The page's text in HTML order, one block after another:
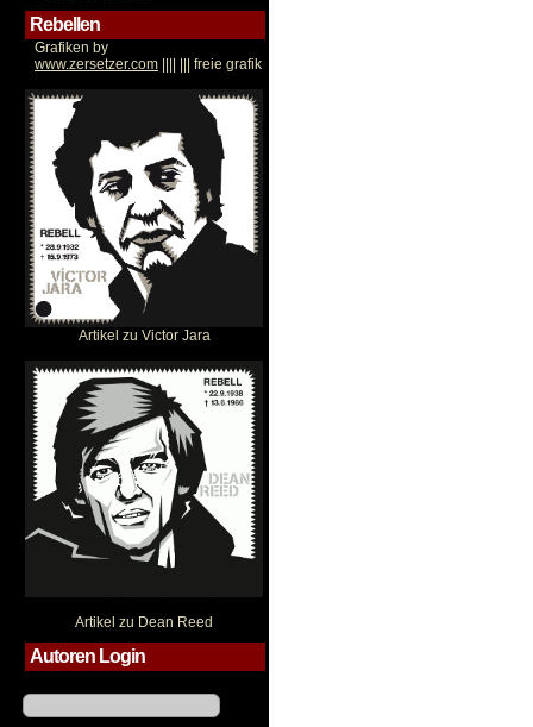
Rebellen
Grafiken by
www.zersetzer.com |||| ||| freie grafik
Artikel zu Victor Jara
Artikel zu Dean Reed
Autoren Login